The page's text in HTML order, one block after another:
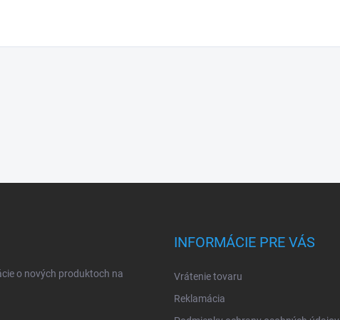
o nových produktoch na
INFORMÁCIE PRE VÁS
Vrátenie tovaru
Reklamácia